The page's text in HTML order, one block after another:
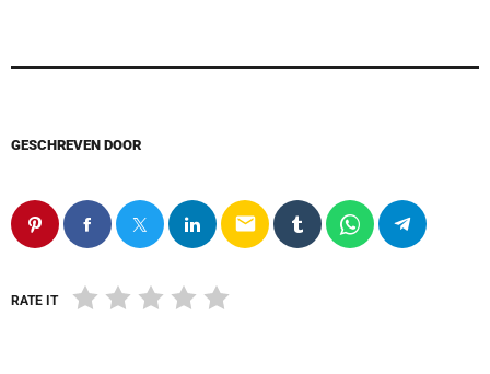
GESCHREVEN DOOR
email
RATE IT